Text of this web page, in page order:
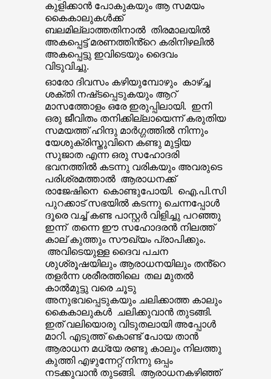
കുളിക്കാൻ പോകുകയും ആ സമയം
കൈകാലുകൾക്ക്
ബലമില്ലാത്തതിനാൽ തിരമാലയിൽ
അകപ്പെട്ട് മരണത്തിൻ്റെ കരിനിഴലിൽ
അകപ്പെട്ടു ഇവിടെയും ദൈവം
വിടുവിച്ചു.
ഓരോ ദിവസം കഴിയുമ്പോഴും കാഴ്ച്ച
ശക്തി നഷ്‌ടപ്പെടുകയും ആറ്
മാസത്തോളം ഒരേ ഇരുപ്പിലായി. ഇനി
ഒരു ജീവിതം തനിക്കില്ലായെന്ന് കരുതിയ
സമയത്ത് ഹിന്ദു മാർഗ്ഗത്തിൽ നിന്നും
യേശുക്രിസ്തുവിനെ കണ്ടു മുട്ടിയ
സുജാത എന്ന ഒരു സഹോദരി
ഭവനത്തിൽ കടന്നു വരികയും അവരുടെ
പരിശ്രമത്താൽ ആരാധനക്ക്
രാജേഷിനെ കൊണ്ടുപോയി. ഐ.പി.സി
പുറക്കാട് സഭയിൽ കടന്നു ചെന്നപ്പോൾ
ദൂരെ വച്ച് കണ്ട പാസ്റ്റർ വിളിച്ചു പറഞ്ഞു
ഇന്ന് തന്നെ ഈ സഹോദരൻ നിലത്ത്
കാല് കുത്തും സൗഖ്യം പ്രാപിക്കും.
അവിടെയുള്ള ദൈവ പചന
ശുശ്രൂഷയിലും ആരാധനയിലും തൻ്റെ
തളർന്ന ശരീരത്തിലെ തല മുതൽ
കാൽമുട്ടു വരെ ചൂടു
അനുഭവപ്പെടുകയും ചലിക്കാത്ത കാലും
കൈകാലുകൾ ചലിക്കുവാൻ തുടങ്ങി.
ഇത് വലിയൊരു വിടുതലായി അപ്പോൾ
മാറി. എടുത്ത് കൊണ്ട് പോയ താൻ
ആരാധന മധ്യേ രണ്ടു കാലും നിലത്തു
കുത്തി എഴുന്നേറ്റ് നിന്നു ഒപ്പം
നടക്കുവാൻ തുടങ്ങി. ആരാധനകഴിഞ്ഞ്